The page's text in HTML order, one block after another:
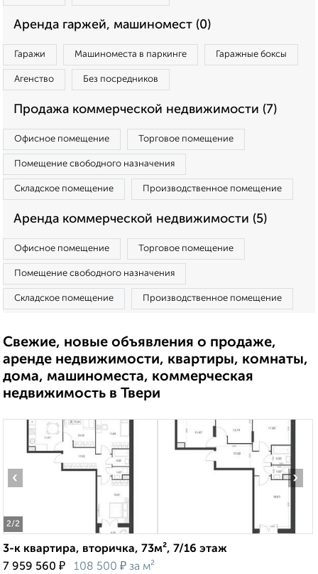
Аренда гаржей, машиномест (0)
Гаражи Машиноместа в паркинге Гаражные боксы
Агенство Без посредников
Продажа коммерческой недвижимости (7)
Офисное помещение Торговое помещение
Помещение свободного назначения
Складское помещение Производственное помещение
Аренда коммерческой недвижимости (5)
Офисное помещение Торговое помещение
Помещение свободного назначения
Складское помещение Производственное помещение
Свежие, новые объявления о продаже,
аренде недвижимости, квартиры, комнаты,
дома, машиноместа, коммерческая
недвижимость в Твери
2/2
‹ ›
3-к квартира, вторичка, 73м², 7/16 этаж
7 959 560 ₽ 108 500 ₽ за м²